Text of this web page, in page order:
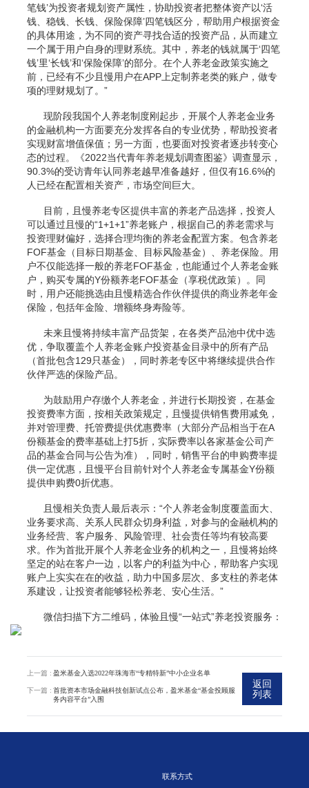
笔钱’为投资者规划资产属性，协助投资者把整体资产以‘活
钱、稳钱、长钱、保险保障’四笔钱区分，帮助用户根据资金
的具体用途，为不同的资产寻找合适的投资产品，从而建立
一个属于用户自身的理财系统。其中，养老的钱就属于‘四笔
钱’里‘长钱’和‘保险保障’的部分。在个人养老金政策实施之
前，已经有不少且慢用户在APP上定制养老类的账户，做专
项的理财规划了。”
现阶段我国个人养老制度刚起步，开展个人养老金业务
的金融机构一方面要充分发挥各自的专业优势，帮助投资者
实现财富增值保值；另一方面，也要面对投资者逐步转变心
态的过程。《2022当代青年养老规划调查图鉴》调查显示，
90.3%的受访青年认同养老越早准备越好，但仅有16.6%的
人已经在配置相关资产，市场空间巨大。
目前，且慢养老专区提供丰富的养老产品选择，投资人
可以通过且慢的“1+1+1”养老账户，根据自己的养老需求与
投资理财偏好，选择合理均衡的养老金配置方案。包含养老
FOF基金（目标日期基金、目标风险基金）、养老保险。用
户不仅能选择一般的养老FOF基金，也能通过个人养老金账
户，购买专属的Y份额养老FOF基金（享税优政策）。同
时，用户还能挑选由且慢精选合作伙伴提供的商业养老年金
保险，包括年金险、增额终身寿险等。
未来且慢将持续丰富产品货架，在各类产品池中优中选
优，争取覆盖个人养老金账户投资基金目录中的所有产品
（首批包含129只基金），同时养老专区中将继续提供合作
伙伴严选的保险产品。
为鼓励用户存缴个人养老金，并进行长期投资，在基金
投资费率方面，按相关政策规定，且慢提供销售费用减免，
并对管理费、托管费提供优惠费率（大部分产品相当于在A
份额基金的费率基础上打5折，实际费率以各家基金公司产
品的基金合同与公告为准），同时，销售平台的申购费率提
供一定优惠，且慢平台目前针对个人养老金专属基金Y份额
提供申购费0折优惠。
且慢相关负责人最后表示：“个人养老金制度覆盖面大、
业务要求高、关系人民群众切身利益，对参与的金融机构的
业务经营、客户服务、风险管理、社会责任等均有较高要
求。作为首批开展个人养老金业务的机构之一，且慢将始终
坚定的站在客户一边，以客户的利益为中心，帮助客户实现
账户上实实在在的收益，助力中国多层次、多支柱的养老体
系建设，让投资者能够轻松养老、安心生活。”
微信扫描下方二维码，体验且慢“一站式”养老投资服务：
上一篇 : 盈米基金入选2022年珠海市“专精特新”中小企业名单
下一篇 : 首批资本市场金融科技创新试点公布，盈米基金“基金投顾服
务内容平台”入围
返回
列表
联系方式